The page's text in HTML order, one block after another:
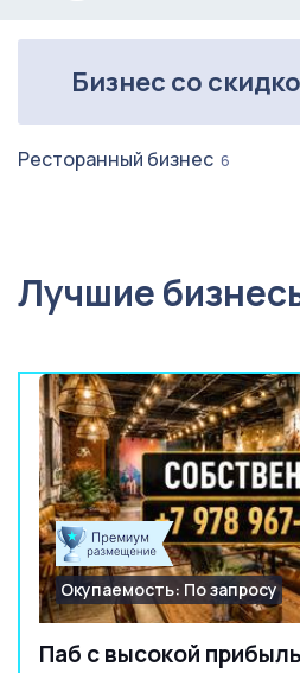
Бизнес со
Ресторанный бизнес 6
Лучшие
Паб с высокой
Окупаемость: По запросу